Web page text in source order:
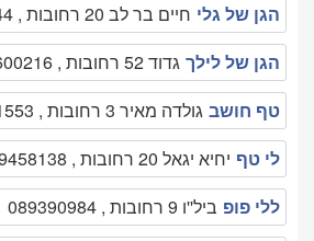
הגן של גלי חיים בר לב 20 רחובות , 0504439144
הגן של לילך גדוד 52 רחובות , 0547600216
טף חושב גולדה מאיר 3 רחובות , 089301553
לי טף יחיא יגאל 20 רחובות , 089458138
ללי פופ ביל''ו 9 רחובות , 089390984